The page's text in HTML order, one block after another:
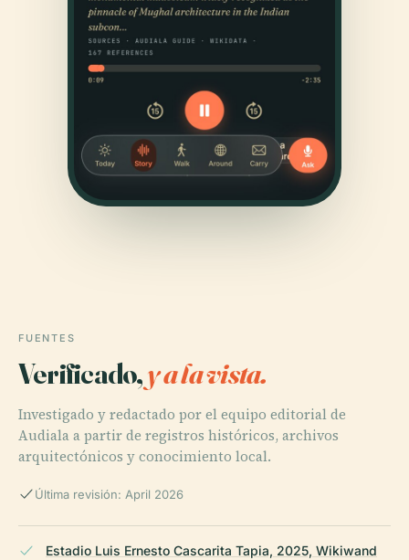
FUENTES
Verificado,y a la vista.
Investigado y redactado por el equipo editorial de
Audiala a partir de registros históricos, archivos
arquitectónicos y conocimiento local.
Última revisión: April 2026
Estadio Luis Ernesto Cascarita Tapia, 2025, Wikiwand